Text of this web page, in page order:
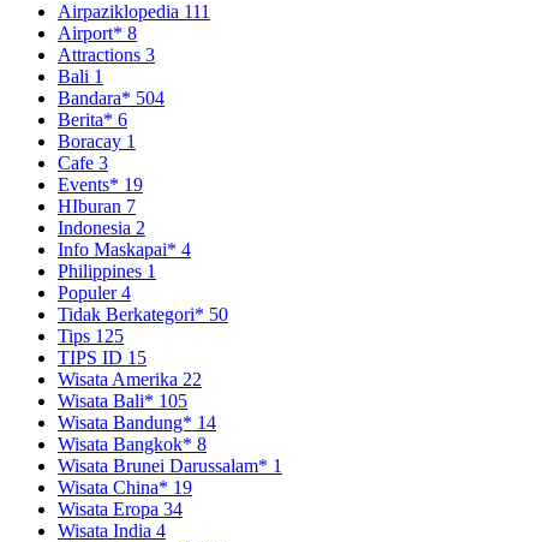
Airpaziklopedia 111
Airport* 8
Attractions 3
Bali 1
Bandara* 504
Berita* 6
Boracay 1
Cafe 3
Events* 19
HIburan 7
Indonesia 2
Info Maskapai* 4
Philippines 1
Populer4
Tidak Berkategori* 50
Tips 125
TIPS ID 15
Wisata Amerika 22
Wisata Bali* 105
Wisata Bandung* 14
Wisata Bangkok* 8
Wisata Brunei Darussalam* 1
Wisata China* 19
Wisata Eropa 34
Wisata India 4